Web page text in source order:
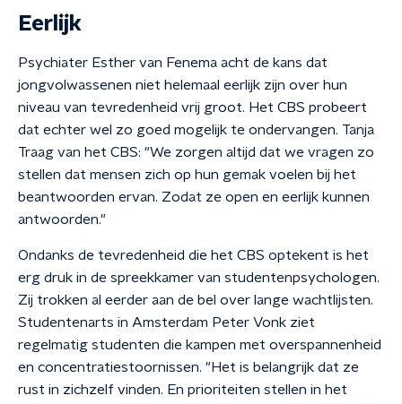
Eerlijk
Psychiater Esther van Fenema acht de kans dat
jongvolwassenen niet helemaal eerlijk zijn over hun
niveau van tevredenheid vrij groot. Het CBS probeert
dat echter wel zo goed mogelijk te ondervangen. Tanja
Traag van het CBS: "We zorgen altijd dat we vragen zo
stellen dat mensen zich op hun gemak voelen bij het
beantwoorden ervan. Zodat ze open en eerlijk kunnen
antwoorden."
Ondanks de tevredenheid die het CBS optekent is het
erg druk in de spreekkamer van studentenpsychologen.
Zij trokken al eerder aan de bel over lange wachtlijsten.
Studentenarts in Amsterdam Peter Vonk ziet
regelmatig studenten die kampen met overspannenheid
en concentratiestoornissen. "Het is belangrijk dat ze
rust in zichzelf vinden. En prioriteiten stellen in het